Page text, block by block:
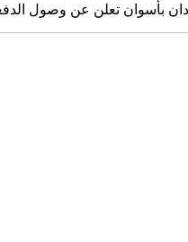
بأسوان تعلن عن وصول